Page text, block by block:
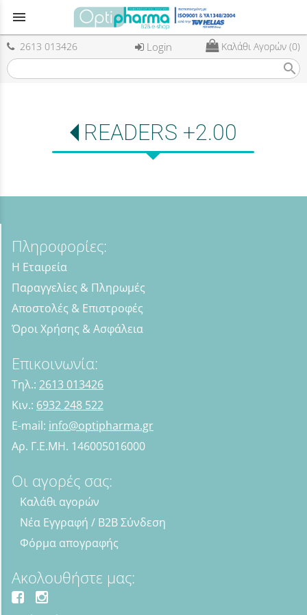
menu
2613 013426 Login Καλάθι Αγορών (0)
search
READERS +2.00
Πληροφορίες:
Η Εταιρεία
Παραγγελίες & Πληρωμές
Αποστολές & Επιστροφές
Όροι Χρήσης & Ασφάλεια
Επικοινωνία:
Τηλ.: 2613 013426
Κιν.: 6932 248 522
E-mail: info@optipharma.gr
Αρ. Γ.Ε.ΜΗ. 146005016000
Οι αγορές σας:
Καλάθι αγορών
Νέα Εγγραφή / B2B Σύνδεση
Φόρμα απογραφής
Ακολουθήστε μας: